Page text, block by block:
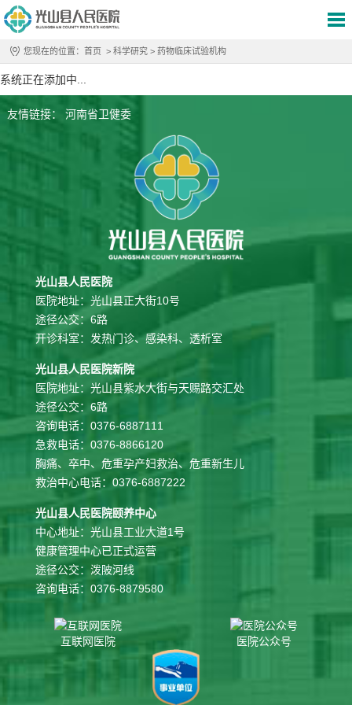
您现在的位置： 首页 > 科学研究 > 药物临床试验机构
系统正在添加中...
友情链接： 河南省卫健委
光山县人民医院
医院地址：光山县正大街10号
途径公交：6路
开诊科室：发热门诊、感染科、透析室
光山县人民医院新院
医院地址：光山县紫水大街与天赐路交汇处
途径公交：6路
咨询电话：0376-6887111
急救电话：0376-8866120
胸痛、卒中、危重孕产妇救治、危重新生儿
救治中心电话：0376-6887222
光山县人民医院颐养中心
中心地址：光山县工业大道1号
健康管理中心已正式运营
途径公交：泼陂河线
咨询电话：0376-8879580
互联网医院 医院公众号